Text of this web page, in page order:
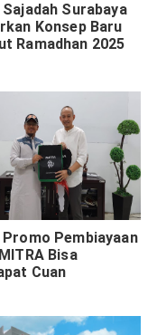
Sajadah Surabaya
Konsep Baru
Ramadhan 2025
One Stop
Pembiayaan
Bisa
Cuan